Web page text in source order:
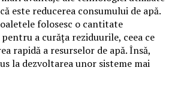
este reducerea consumului de apă.
folosesc o cantitate
a curăța reziduurile, ceea ce
rapidă a resurselor de apă. Însă,
la dezvoltarea unor sisteme mai